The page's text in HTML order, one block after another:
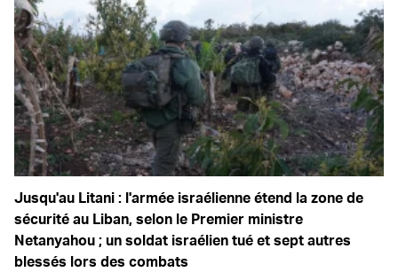
Jusqu'au Litani : l'armée israélienne étend la zone de
sécurité au Liban, selon le Premier ministre
Netanyahou ; un soldat israélien tué et sept autres
blessés lors des combats